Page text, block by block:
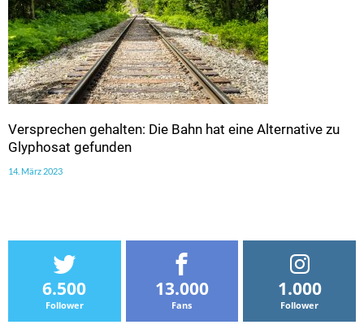
Versprechen gehalten: Die Bahn hat eine Alternative zu
Glyphosat gefunden
14. März 2023
6.500
Follower
13.000
Fans
1.000
Follower